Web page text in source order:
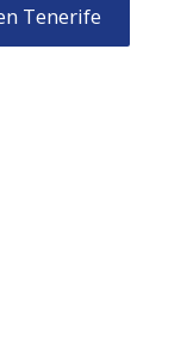
Tenerife